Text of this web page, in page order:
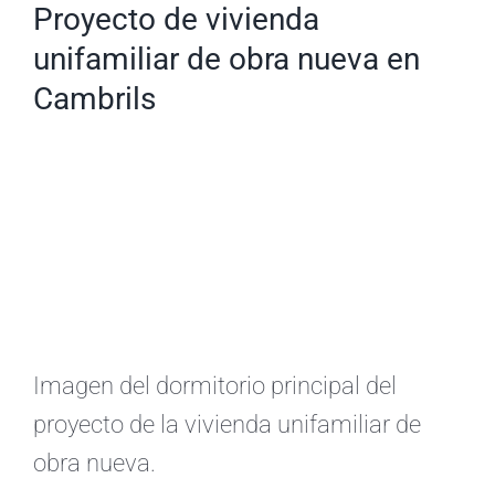
Proyecto de vivienda
unifamiliar de obra nueva en
Cambrils
Imagen del dormitorio principal del
proyecto de la vivienda unifamiliar de
obra nueva.